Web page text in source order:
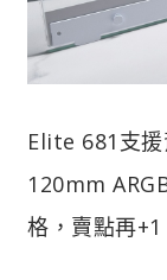
Elite 681支
120mm
格，賣點再+1